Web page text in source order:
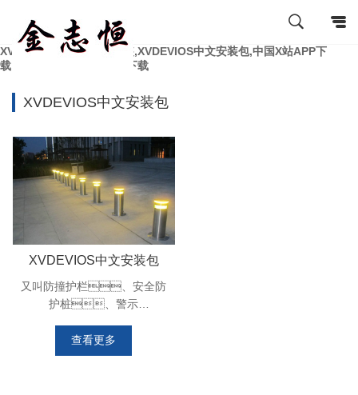
XVDEVIOS官方免费版安装,XVDEVIOS中文安装包,中国X站APP下
载,XVDEVIOS最新版APP下载
XVDEVIOS中文安装包
XVDEVIOS中文安装包
又叫防撞护栏、安全防
护桩、警示
柱，用意是避免机
动车辆误上，起防护与缓
查看更多